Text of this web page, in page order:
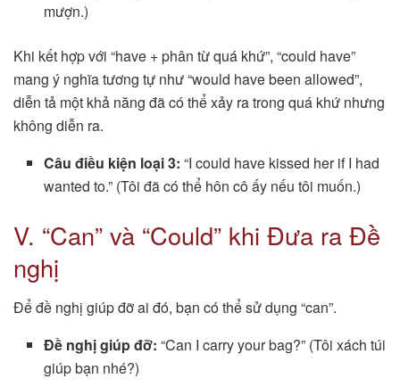
mượn.)
Khi kết hợp với “have + phân từ quá khứ”, “could have”
mang ý nghĩa tương tự như “would have been allowed”,
diễn tả một khả năng đã có thể xảy ra trong quá khứ nhưng
không diễn ra.
Câu điều kiện loại 3: “I could have kissed her if I had
wanted to.” (Tôi đã có thể hôn cô ấy nếu tôi muốn.)
V. “Can” và “Could” khi Đưa ra Đề
nghị
Để đề nghị giúp đỡ ai đó, bạn có thể sử dụng “can”.
Đề nghị giúp đỡ: “Can I carry your bag?” (Tôi xách túi
giúp bạn nhé?)